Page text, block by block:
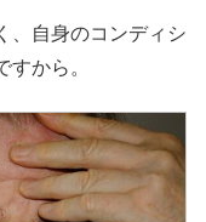
、自身のコンディシ
から。